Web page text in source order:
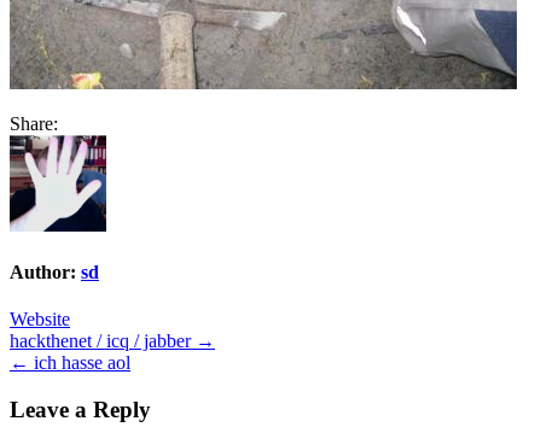
Share:
Author: sd
Website
Post
navigation
hackthenet / icq / jabber →
← ich hasse aol
Leave a Reply